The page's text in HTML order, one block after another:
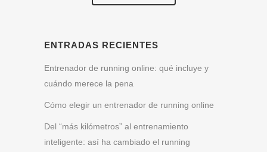
ENTRADAS RECIENTES
Entrenador de running online: qué incluye y
cuándo merece la pena
Cómo elegir un entrenador de running online
Del “más kilómetros” al entrenamiento
inteligente: así ha cambiado el running